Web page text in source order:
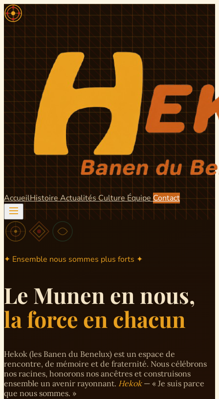
AccueilHistoire ActualitésCulture Équipe Contact
✦ Ensemble nous sommes plus forts ✦
Le Munen en nous,
la force en chacun
Hekok (les Banen du Benelux) est un espace de
rencontre, de mémoire et de fraternité. Nous célébrons
nos racines, honorons nos ancêtres et construisons
ensemble un avenir rayonnant. Hekok— « Je suis parce
que nous sommes. »